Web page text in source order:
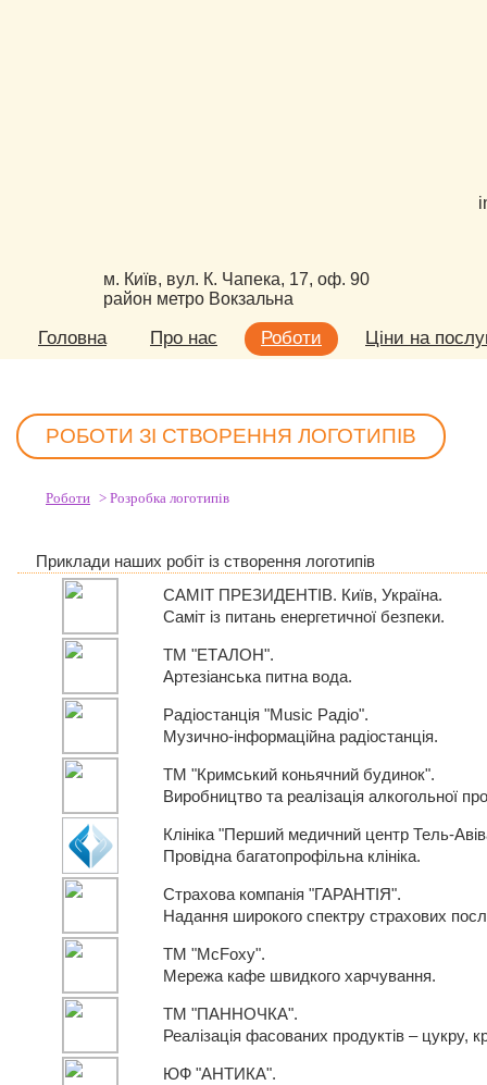
м. Київ, вул. К. Чапека, 17, оф. 90
район метро Вокзальна
Головна Про нас Роботи Ціни на
РОБОТИ ЗІ СТВОРЕННЯ ЛОГОТИПІВ
Роботи > Розробка логотипів
Приклади наших робіт із створення логотипів
САМІТ ПРЕЗИДЕНТІВ. Київ, Україна.
Саміт із питань енергетичної безпеки.
ТМ "ЕТАЛОН".
Артезіанська питна вода.
Радіостанція "Music Радіо".
Музично-інформаційна радіостанція.
ТМ "Кримський коньячний будинок".
Виробництво та реалізація алкогольної
Клініка "Перший медичний центр Тель-
Провідна багатопрофільна клініка.
Страхова компанія "ГАРАНТІЯ".
Надання широкого спектру страхових
ТМ "McFoxy".
Мережа кафе швидкого харчування.
ТМ "ПАННОЧКА".
Реалізація фасованих продуктів – цукру,
ЮФ "АНТИКА".